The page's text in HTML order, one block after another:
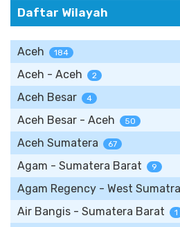
Daftar Wilayah
Aceh 184
Aceh - Aceh 2
Aceh Besar 4
Aceh Besar - Aceh 50
Aceh Sumatera 67
Agam - Sumatera Barat 9
Agam Regency - West Sumatra
Air Bangis - Sumatera Barat 1